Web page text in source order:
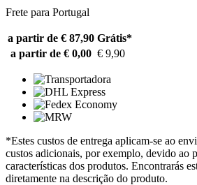
Frete para Portugal
a partir de € 87,90 Grátis*
a partir de € 0,00 € 9,90
*Estes custos de entrega aplicam-se ao
custos adicionais, por exemplo, devido ao
características dos produtos. Encontrarás
diretamente na descrição do produto.